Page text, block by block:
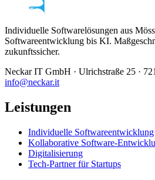
Individuelle Softwarelösungen aus
Softwareentwicklung bis KI.
zukunftssicher.
Neckar IT GmbH · Ulrichstraße 25 ·
info@neckar.it
Leistungen
Individuelle Softwareentwicklung
Kollaborative Software-
Digitalisierung
Tech-Partner für Startups